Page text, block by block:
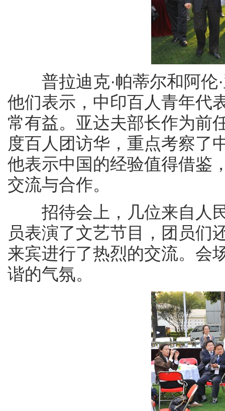
普拉迪克·帕蒂尔和阿伦·
他们表示，中印百人青年代
常有益。亚达夫部长作为前
度百人团访华，重点考察了
他表示中国的经验值得借鉴
交流与合作。
招待会上，几位来自人民
员表演了文艺节目，团员们
来宾进行了热烈的交流。会
谐的气氛。